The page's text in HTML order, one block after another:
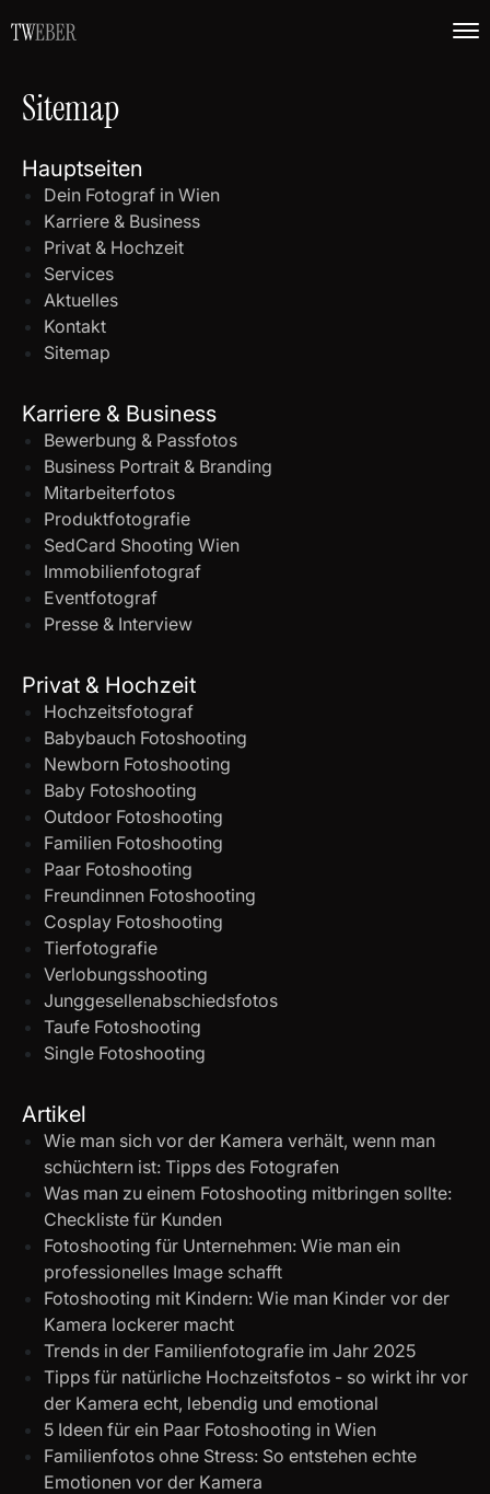
Sitemap
Hauptseiten
Dein Fotograf in Wien
Karriere & Business
Privat & Hochzeit
Services
Aktuelles
Kontakt
Sitemap
Karriere & Business
Bewerbung & Passfotos
Business Portrait & Branding
Mitarbeiterfotos
Produktfotografie
SedCard Shooting Wien
Immobilienfotograf
Eventfotograf
Presse & Interview
Privat & Hochzeit
Hochzeitsfotograf
Babybauch Fotoshooting
Newborn Fotoshooting
Baby Fotoshooting
Outdoor Fotoshooting
Familien Fotoshooting
Paar Fotoshooting
Freundinnen Fotoshooting
Cosplay Fotoshooting
Tierfotografie
Verlobungsshooting
Junggesellenabschiedsfotos
Taufe Fotoshooting
Single Fotoshooting
Artikel
Wie man sich vor der Kamera verhält, wenn man
schüchtern ist: Tipps des Fotografen
Was man zu einem Fotoshooting mitbringen sollte:
Checkliste für Kunden
Fotoshooting für Unternehmen: Wie man ein
professionelles Image schafft
Fotoshooting mit Kindern: Wie man Kinder vor der
Kamera lockerer macht
Trends in der Familienfotografie im Jahr 2025
Tipps für natürliche Hochzeitsfotos - so wirkt ihr vor
der Kamera echt, lebendig und emotional
5 Ideen für ein Paar Fotoshooting in Wien
Familienfotos ohne Stress: So entstehen echte
Emotionen vor der Kamera